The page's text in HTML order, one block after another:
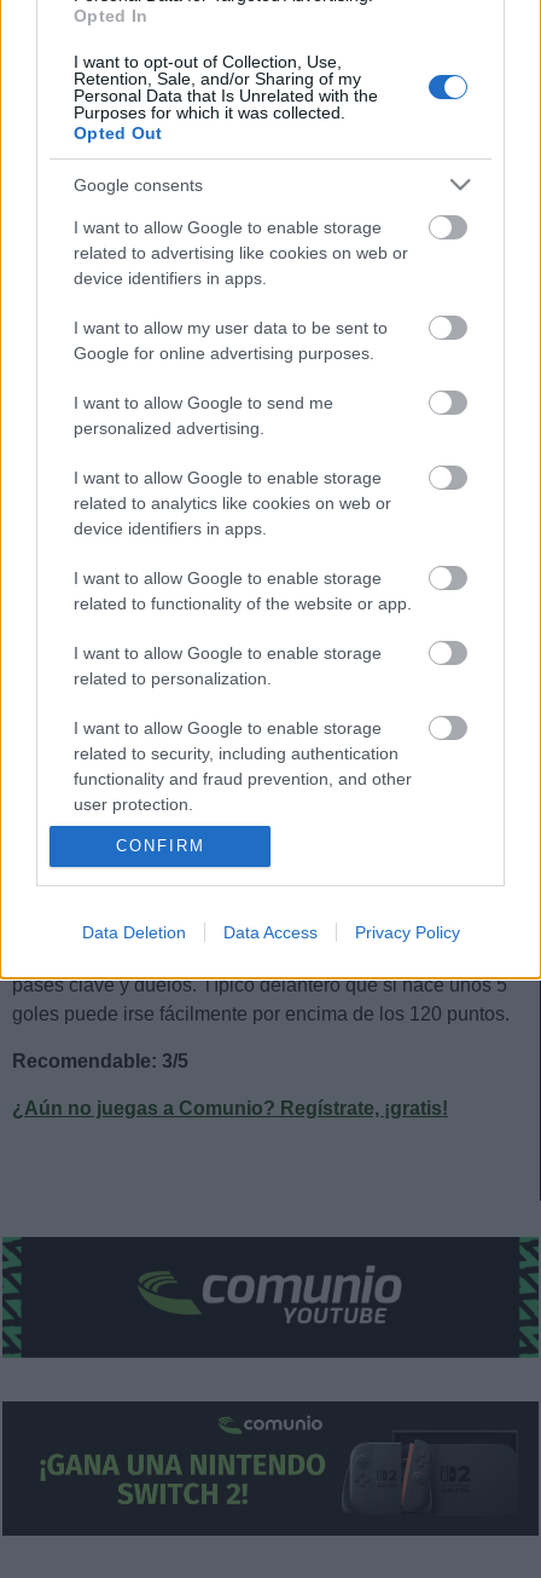
Opted In
I want to opt-out of Collection, Use,
Retention, Sale, and/or Sharing of my
Personal Data that Is Unrelated with the
Purposes for which it was collected.
Opted Out
Google consents
I want to allow Google to enable storage
related to advertising like cookies on web or
device identifiers in apps.
I want to allow my user data to be sent to
Google for online advertising purposes.
I want to allow Google to send me
personalized advertising.
I want to allow Google to enable storage
related to analytics like cookies on web or
device identifiers in apps.
I want to allow Google to enable storage
related to functionality of the website or app.
I want to allow Google to enable storage
related to personalization.
I want to allow Google to enable storage
related to security, including authentication
functionality and fraud prevention, and other
user protection.
CONFIRM
Data Deletion Data Access Privacy Policy
James Rodríguez vuelve a LaLiga. ¿Muy
recomendable?
El Rayo ha hecho oficial uno de los
bombazos del verano con el
una temporada. ¿Será muy
recomendable en Comunio? Lo
analizamos a continuación.
Toni Martínez (Delantero, 1.000.000)
El conjunto babazorro también ha apuntalado su delantera
con un nuevo jugador, Toni Martínez. El ariete llega
traspasado desde el Porto hasta 2028 y esta será su
Familiçao, West Ham y en Segunda División con Valladolid,
Lugo y Rayo Majadahonda. En las cuatro temporadas que
jugó en los ‘Dragones’, marcó 31 goles en 136 partidos
oficiales, siendo su mejor año la 22/23, en la que hizo 13
Toni Martínez es un delantero con mucha experiencia y
complementará a los Kike García, Villalibre, Carlos Martín y
titularidad o ser un jugador habitual en la rotación
babazorra. El principal perjudicado por su llegada puede
ser Villalibre, quien podría ver reducidos sus minutos de
juego.
Creemos que el nuevo fichaje del Alavés puede ser un
valoraciones dependerá mucho de su acierto goleador y su
pases clave y duelos. Típico delantero que si hace unos 5
goles puede irse fácilmente por encima de los 120 puntos.
Recomendable: 3/5
¿Aún no juegas a Comunio? Regístrate, ¡gratis!